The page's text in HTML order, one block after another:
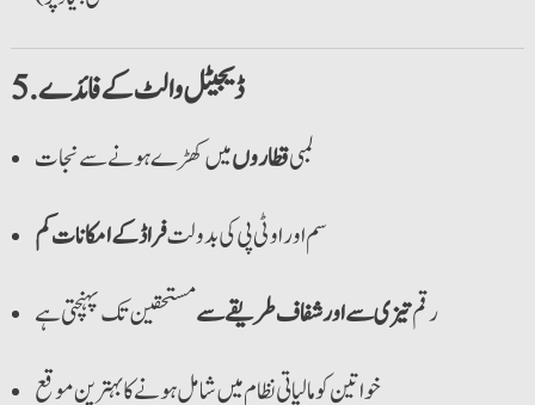
5. ڈیجیٹل والٹ کے فائدے
لمبیقطاروںمیں کھڑے ہونے سے نجات
سم اور او ٹی پی کی بدولتفراڈ کے امکانات کم
رقمتیزی سے اور شفاف طریقے سے مستحقین تک پہنچتی ہے
خواتین کو مالیاتی نظام میں شامل ہونے کا بہترین موقع